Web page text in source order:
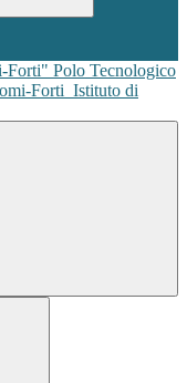
Polo Tecnologico
Forti Istituto di